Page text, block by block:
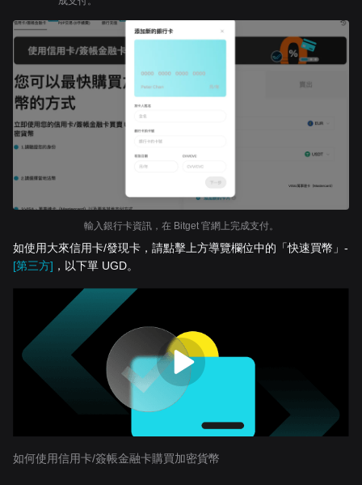
輸入銀行卡資訊，在 Bitget 官網上完成支付。
如使用大來信用卡/發現卡，請點擊上方導覽欄位中的「快速買幣」-
[第三方] ，以下單 UGD。
如何使用信用卡/簽帳金融卡購買加密貨幣